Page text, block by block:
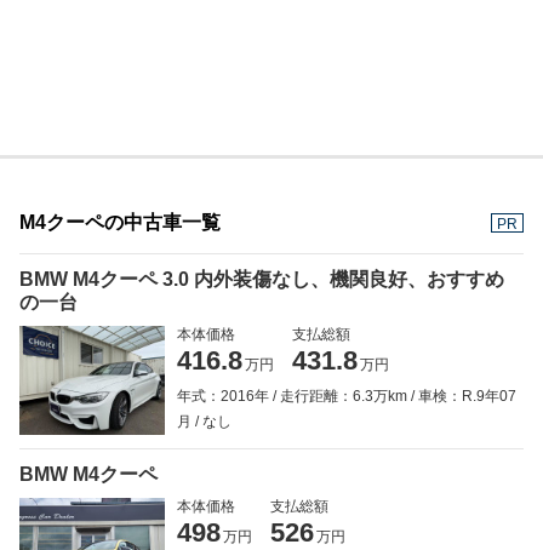
M4クーペの中古車一覧 PR
BMW M4クーペ 3.0 内外装傷なし、機関良好、おすすめ
の一台
本体価格
416.8万円
支払総額
431.8万円
年式：2016年
走行距離：6.3万km
車検：R.9年07
月
なし
BMW M4クーペ
本体価格
498万円
支払総額
526万円